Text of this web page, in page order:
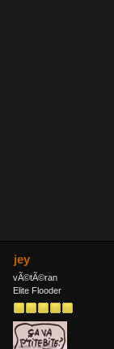
jey
vÃ©tÃ©ran
Elite Flooder